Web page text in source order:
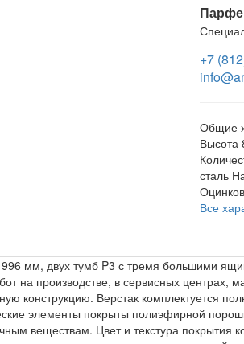
+7
Общие
Высота
сталь
Все
мм, двух тумб P3 с тремя большими
на производстве, в сервисных центрах,
конструкцию. Верстак комплектуется
элементы покрыты полиэфирной
веществам. Цвет и текстура покрытия